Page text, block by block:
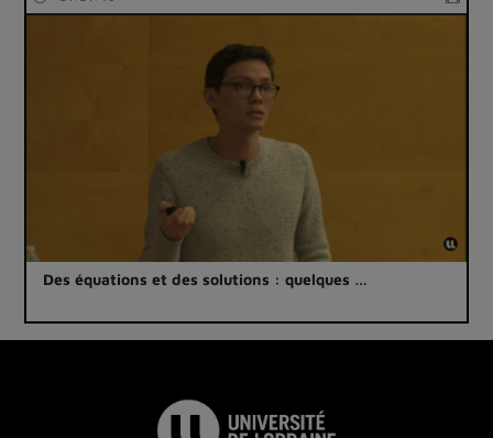
Des équations et des solutions : quelques …